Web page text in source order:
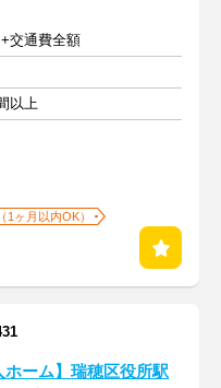
交通費全額
以上
1ヶ月以内OK）
ホーム】瑞穂区役所駅